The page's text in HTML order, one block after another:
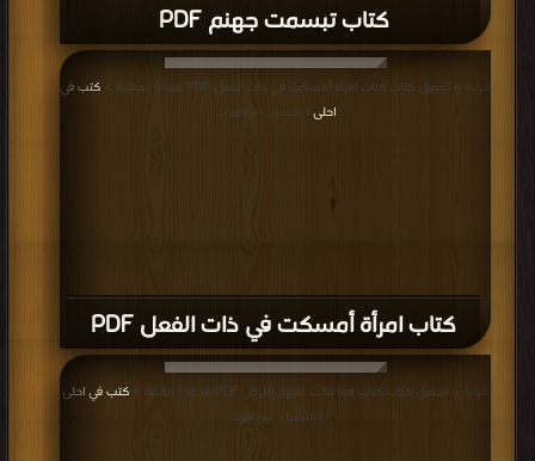
كتاب تبسمت جهنم PDF
كتاب امرأة أمسكت في ذات الفعل PDF
قراءة و تحميل كتاب كتاب امرأة أمسكت في ذات الفعل PDF مجانا | مكتبة >
كتب في
احلى
| التحميل : مرة/مرات
قراءة و تحميل كتاب كتاب فما بكت عليهم الأرض PDF مجانا | مكتبة > كتب في احلى
| التحميل : مرة/مرات